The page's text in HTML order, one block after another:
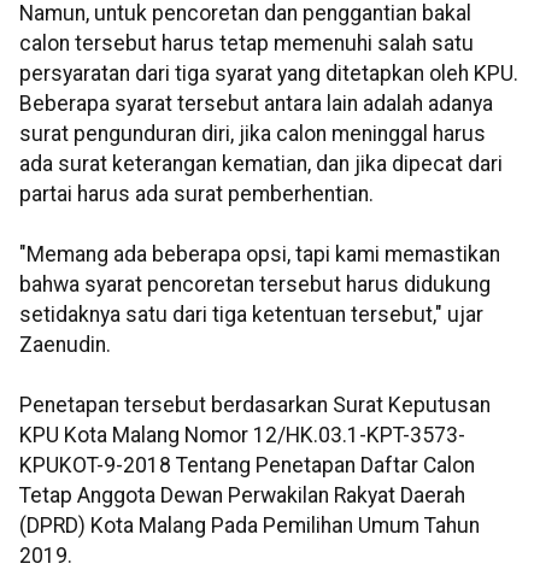
Namun, untuk pencoretan dan penggantian bakal
calon tersebut harus tetap memenuhi salah satu
persyaratan dari tiga syarat yang ditetapkan oleh KPU.
Beberapa syarat tersebut antara lain adalah adanya
surat pengunduran diri, jika calon meninggal harus
ada surat keterangan kematian, dan jika dipecat dari
partai harus ada surat pemberhentian.
"Memang ada beberapa opsi, tapi kami memastikan
bahwa syarat pencoretan tersebut harus didukung
setidaknya satu dari tiga ketentuan tersebut," ujar
Zaenudin.
Penetapan tersebut berdasarkan Surat Keputusan
KPU Kota Malang Nomor 12/HK.03.1-KPT-3573-
KPUKOT-9-2018 Tentang Penetapan Daftar Calon
Tetap Anggota Dewan Perwakilan Rakyat Daerah
(DPRD) Kota Malang Pada Pemilihan Umum Tahun
2019.